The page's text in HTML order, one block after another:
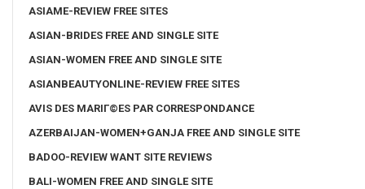
ASIAME-REVIEW FREE SITES
ASIAN-BRIDES FREE AND SINGLE SITE
ASIAN-WOMEN FREE AND SINGLE SITE
ASIANBEAUTYONLINE-REVIEW FREE SITES
AVIS DES MARIГ©ES PAR CORRESPONDANCE
AZERBAIJAN-WOMEN+GANJA FREE AND SINGLE SITE
BADOO-REVIEW WANT SITE REVIEWS
BALI-WOMEN FREE AND SINGLE SITE